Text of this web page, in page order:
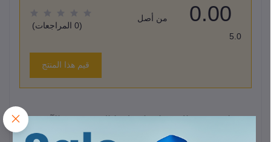
0.00
من أصل
5.0
(0 المراجعات)
قيم هذا المنتج
لا يوجد هناك مراجعات لهذا المنتج حتى الآن.